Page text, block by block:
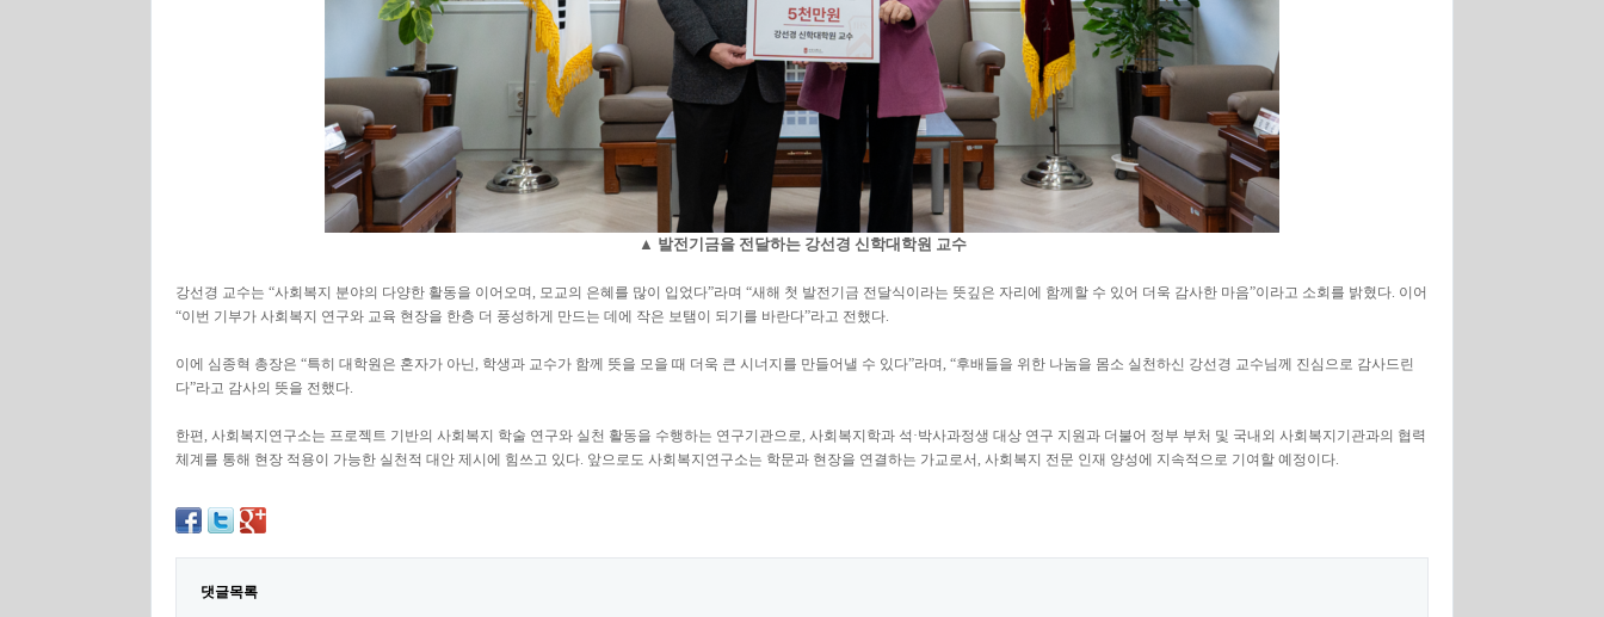
▲ 발전기금을 전달하는 강선경 신학대학원 교수
강선경 교수는 “사회복지 분야의 다양한 활동을 이어오며, 모교의 은혜를 많이 입었다”라며 “새해 첫 발전기금 전달식이라는 뜻깊은 자리에 함께할 수 있어 더욱 감사한 마음”이라고 소회를 밝혔다. 이어
“이번 기부가 사회복지 연구와 교육 현장을 한층 더 풍성하게 만드는 데에 작은 보탬이 되기를 바란다”라고 전했다.
이에 심종혁 총장은 “특히 대학원은 혼자가 아닌, 학생과 교수가 함께 뜻을 모을 때 더욱 큰 시너지를 만들어낼 수 있다”라며, “후배들을 위한 나눔을 몸소 실천하신 강선경 교수님께 진심으로 감사드린
다”라고 감사의 뜻을 전했다.
한편, 사회복지연구소는 프로젝트 기반의 사회복지 학술 연구와 실천 활동을 수행하는 연구기관으로, 사회복지학과 석·박사과정생 대상 연구 지원과 더불어 정부 부처 및 국내외 사회복지기관과의 협력
체계를 통해 현장 적용이 가능한 실천적 대안 제시에 힘쓰고 있다. 앞으로도 사회복지연구소는 학문과 현장을 연결하는 가교로서, 사회복지 전문 인재 양성에 지속적으로 기여할 예정이다.
댓글목록